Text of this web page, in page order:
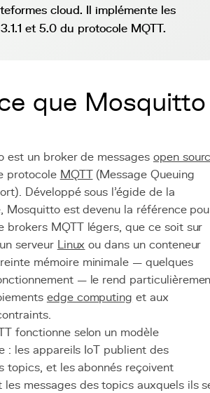
cloud. Il implémente les
et 5.0 du protocole MQTT.
que Mosquitto
est un broker de messages open
protocole MQTT(Message Queuing
Développé sous l'égide de la
Mosquitto est devenu la référence
brokers MQTT légers, que ce soit sur
serveur Linux ou dans un conteneur
mémoire minimale — quelques
— le rend
edge computing et aux
fonctionne selon un modèle
: les appareils IoT publient des
topics, et les abonnés reçoivent
les messages des topics auxquels ils